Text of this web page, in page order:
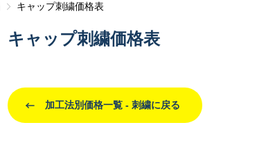
キャップ刺繍価格表
キャップ刺繍価格表
加工法別価格一覧 - 刺繍に戻る